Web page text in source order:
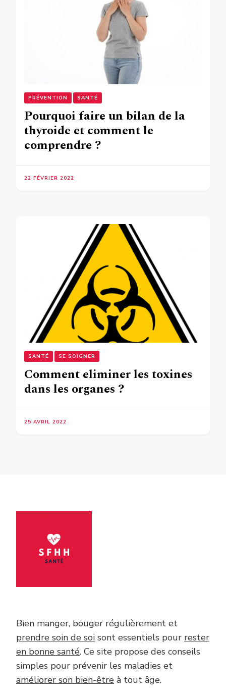
PRÉVENTION SANTÉ
Pourquoi faire un bilan de la
thyroide et comment le
comprendre ?
22 FÉVRIER 2022
SANTÉ SE SOIGNER
Comment eliminer les toxines
dans les organes ?
25 AVRIL 2022
Bien manger, bouger régulièrement et
prendre soin de soi sont essentiels pour rester
en bonne santé. Ce site propose des conseils
simples pour prévenir les maladies et
améliorer son bien-être à tout âge.